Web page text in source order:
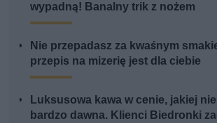
wypadną! Banalny trik z nożem
Nie przepadasz za kwaśnym
przepis na mizerię jest dla ciebie
Luksusowa kawa w cenie, jakiej nie
bardzo dawna. Klienci Biedronki